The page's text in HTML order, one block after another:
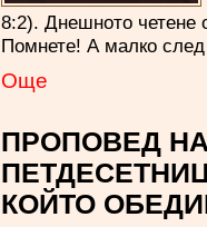
8:2). Днешното четене
Помнете! А малко
Oще
ПРОПОВЕД
КОЙТО